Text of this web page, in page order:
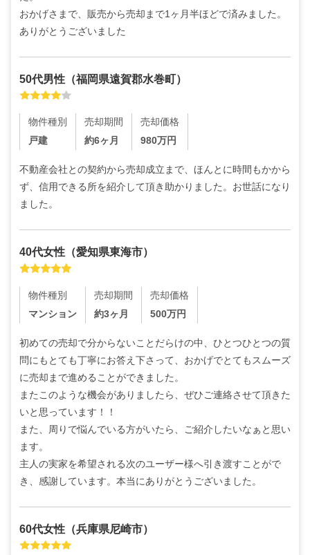
おかげさまで、販売から売却まで1ヶ月半ほどで済みました。
ありがとうございました
50代男性 （福岡県遠賀郡水巻町）
物件種別
戸建
売却期間
約6ヶ月
売却価格
980万円
不動産会社との契約から売却成立まで、ほんとに時間もかから
ず、信用できる所を紹介して頂き助かりました。お世話になり
ました。
40代女性 （愛知県東海市）
物件種別
マンション
売却期間
約3ヶ月
売却価格
500万円
初めての売却で分からないことだらけの中、ひとつひとつの質
問にもとても丁寧にお答え下さって、おかげでとてもスムーズ
に売却まで進めることができました。
またこのような機会がありましたら、ぜひご連絡させて頂きた
いと思っています！！
また、周りで悩んでいる方がいたら、ご紹介したいなぁと思い
ます。
主人の実家を希望される次のユーザー様へ引き渡すことがで
き、感謝しています。本当にありがとうございました。
60代女性 （兵庫県尼崎市）